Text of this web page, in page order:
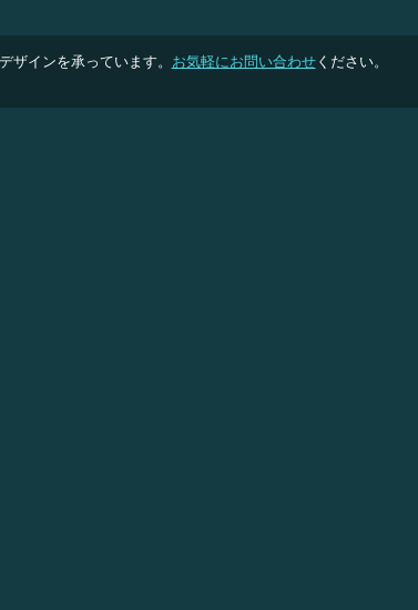
ザインを承っています。 お気軽にお問い合わせください。